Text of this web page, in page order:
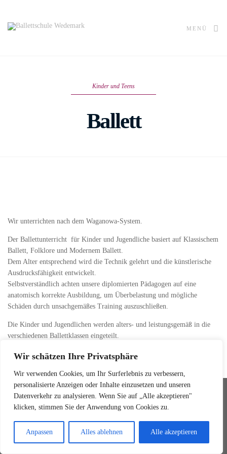
Wir schätzen Ihre Privatsphäre
Wir verwenden Cookies, um Ihr Surferlebnis zu verbessern,
personalisierte Anzeigen oder Inhalte einzusetzen und unseren
Datenverkehr zu analysieren. Wenn Sie auf „Alle akzeptieren"
klicken, stimmen Sie der Anwendung von Cookies zu.
Anpassen Alles ablehnen Alle akzeptieren
MENÜ
Kinder und Teens
Ballett
Wir unterrichten nach dem Waganowa-System.
Der Ballettunterricht für Kinder und Jugendliche basiert auf Klassischem
Ballett, Folklore und Modernem Ballett.
Dem Alter entsprechend wird die Technik gelehrt und die künstlerische
Ausdrucksfähigkeit entwickelt.
Selbstverständlich achten unsere diplomierten Pädagogen auf eine
anatomisch korrekte Ausbildung, um Überbelastung und mögliche
Schäden durch unsachgemäßes Training auszuschließen.
Die Kinder und Jugendlichen werden alters- und leistungsgemäß in die
verschiedenen Ballettklassen eingeteilt.
Wedemarkstr. 79A
© 2025 Ballettschule Wedemark